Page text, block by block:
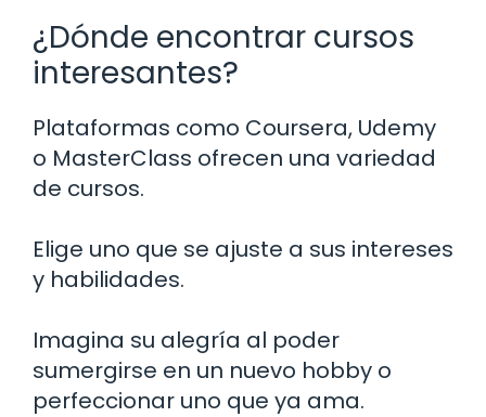
¿Dónde encontrar cursos
interesantes?
Plataformas como Coursera, Udemy
o MasterClass ofrecen una variedad
de cursos.
Elige uno que se ajuste a sus intereses
y habilidades.
Imagina su alegría al poder
sumergirse en un nuevo hobby o
perfeccionar uno que ya ama.